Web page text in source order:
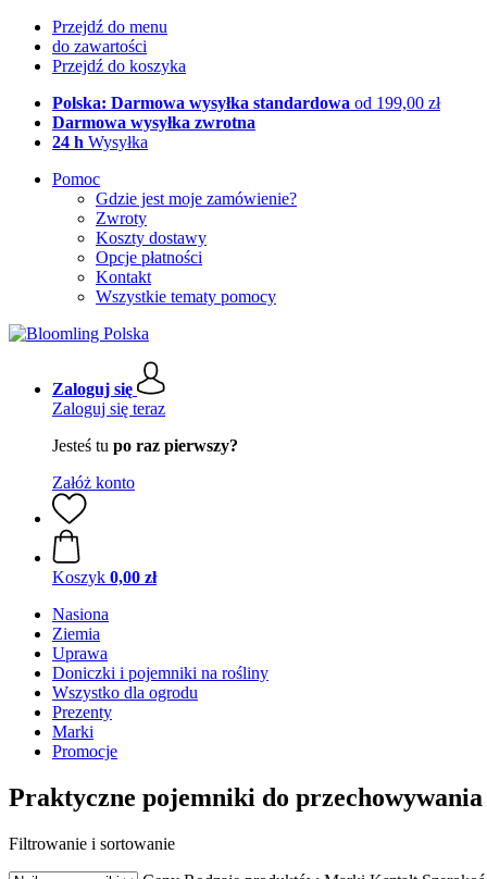
Przejdź do menu
do zawartości
Przejdź do koszyka
Polska: Darmowa wysyłka standardowa od 199,00 zł
Darmowa wysyłka zwrotna
24 h Wysyłka
Pomoc
Gdzie jest moje zamówienie?
Zwroty
Koszty dostawy
Opcje płatności
Kontakt
Wszystkie tematy pomocy
Zaloguj się
Zaloguj się teraz
Jesteś tu po raz pierwszy?
Załóż konto
Koszyk 0,00 zł
Nasiona
Ziemia
Uprawa
Doniczki i pojemniki na rośliny
Wszystko dla ogrodu
Prezenty
Marki
Promocje
Praktyczne pojemniki do przechowywania
Filtrowanie i sortowanie